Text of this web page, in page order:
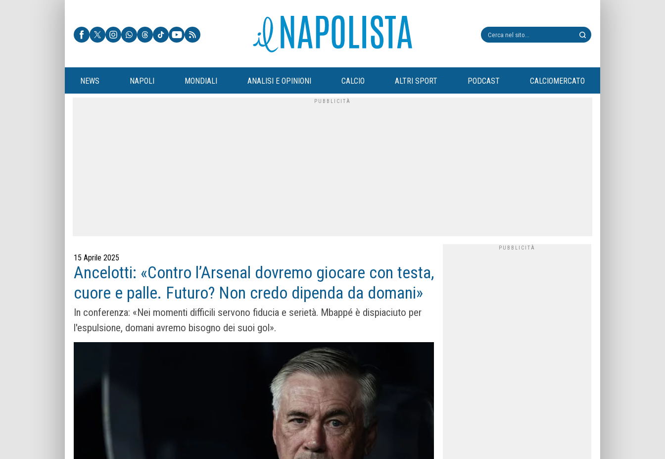
NEWS NAPOLI MONDIALI ANALISI E OPINIONI CALCIO ALTRI SPORT PODCAST CALCIOMERCATO
15 Aprile 2025
Ancelotti: «Contro l’Arsenal dovremo giocare con testa,
cuore e palle. Futuro? Non credo dipenda da domani»
In conferenza: «Nei momenti difficili servono fiducia e serietà. Mbappé è dispiaciuto per
l'espulsione, domani avremo bisogno dei suoi gol».